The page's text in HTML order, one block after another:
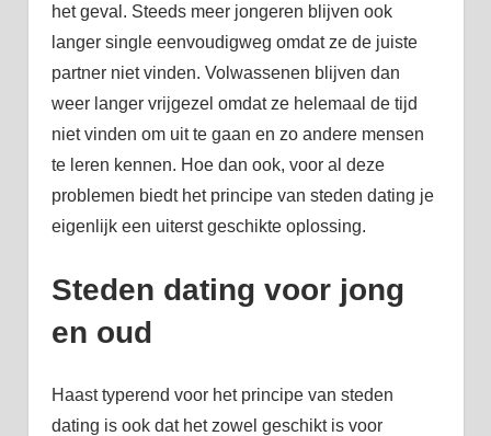
het geval. Steeds meer jongeren blijven ook
langer single eenvoudigweg omdat ze de juiste
partner niet vinden. Volwassenen blijven dan
weer langer vrijgezel omdat ze helemaal de tijd
niet vinden om uit te gaan en zo andere mensen
te leren kennen. Hoe dan ook, voor al deze
problemen biedt het principe van steden dating je
eigenlijk een uiterst geschikte oplossing.
Steden dating voor jong
en oud
Haast typerend voor het principe van steden
dating is ook dat het zowel geschikt is voor